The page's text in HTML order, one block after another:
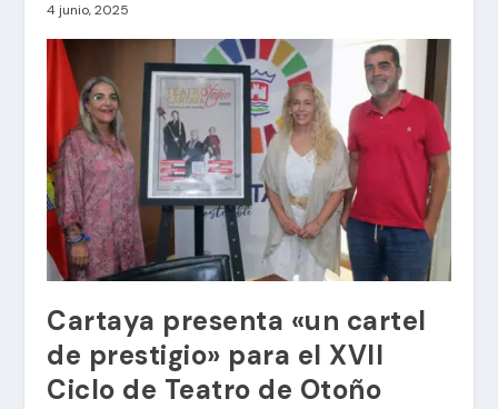
4 junio, 2025
Cartaya presenta «un cartel
de prestigio» para el XVII
Ciclo de Teatro de Otoño